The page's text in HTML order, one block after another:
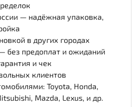
— надёжная упаковка,
в других городах
без предоплат и ожиданий
и чек
клиентов
Toyota, Honda,
Mazda, Lexus, и др.